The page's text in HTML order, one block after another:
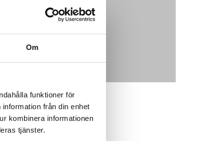
Om
funktioner för
från din enhet
kombinera informationen
tjänster.